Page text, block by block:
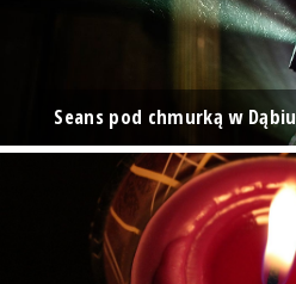
Seans pod chmurką w Dąbiu